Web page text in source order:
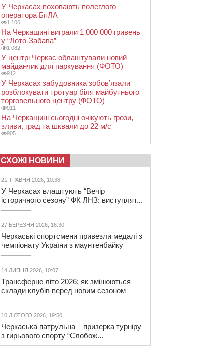
У Черкасах поховають полеглого
оператора БпЛА
1 106
На Черкащині виграли 1 000 000 гривень
у “Лото-Забава”
1 082
У центрі Черкас облаштували новий
майданчик для паркування (ФОТО)
912
У Черкасах забудовника зобов’язали
розблокувати тротуар біля майбутнього
торговельного центру (ФОТО)
911
На Черкащині сьогодні очікують грози,
зливи, град та шквали до 22 м/с
905
СХОЖІ НОВИНИ
21 ТРАВНЯ 2026, 10:38
У Черкасах влаштують “Вечір
історичного сезону” ФК ЛНЗ: виступлят...
27 БЕРЕЗНЯ 2026, 16:30
Черкаські спортсмени привезли медалі з
чемпіонату України з маунтенбайку
14 ЛИПНЯ 2026, 10:07
Трансферне літо 2026: як змінюються
склади клубів перед новим сезоном
10 ЛЮТОГО 2026, 19:50
Черкаська патрульна – призерка турніру
з гирьового спорту “Слобож...